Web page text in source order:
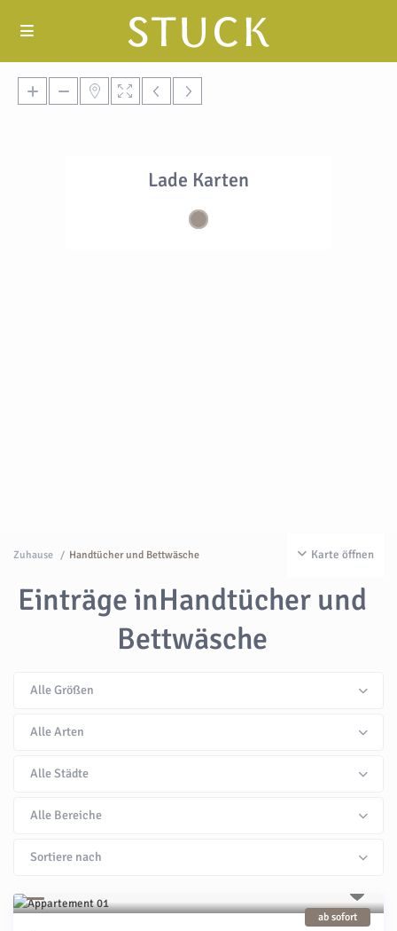
Lade Karten
Karte öffnen
Zuhause Handtücher und Bettwäsche
Einträge inHandtücher und
Bettwäsche
Alle Größen
Alle Arten
Alle Städte
Alle Bereiche
Sortiere nach
ab sofort